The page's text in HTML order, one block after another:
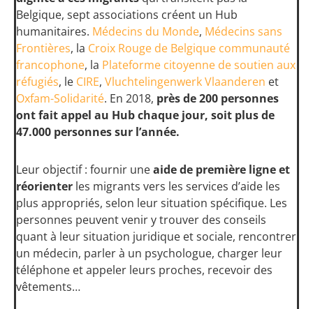
Belgique, sept associations créent un Hub
humanitaires. Médecins du Monde, Médecins sans
Frontières, la Croix Rouge de Belgique communauté
francophone, la Plateforme citoyenne de soutien aux
réfugiés, le CIRE, Vluchtelingenwerk Vlaanderen et
Oxfam-Solidarité. En 2018, près de 200 personnes
ont fait appel au Hub chaque jour, soit plus de
47.000 personnes sur l’année.
Leur objectif : fournir uneaide de première ligne et
réorienter les migrants vers les services d’aide les
plus appropriés, selon leur situation spécifique. Les
personnes peuvent venir y trouver des conseils
quant à leur situation juridique et sociale, rencontrer
un médecin, parler à un psychologue, charger leur
téléphone et appeler leurs proches, recevoir des
vêtements…